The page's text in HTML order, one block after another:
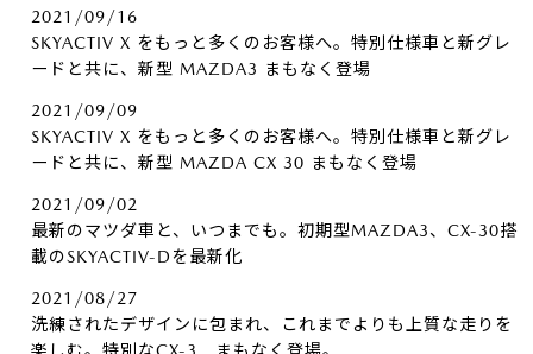
2021/09/16
SKYACTIV X をもっと多くのお客様へ。特別仕様車と新グレ
ードと共に、新型 MAZDA3 まもなく登場
2021/09/09
SKYACTIV X をもっと多くのお客様へ。特別仕様車と新グレ
ードと共に、新型 MAZDA CX 30 まもなく登場
2021/09/02
最新のマツダ車と、いつまでも。初期型MAZDA3、CX-30搭
載のSKYACTIV-Dを最新化
2021/08/27
洗練されたデザインに包まれ、これまでよりも上質な走りを
楽しむ。特別なCX-3 まもなく登場。